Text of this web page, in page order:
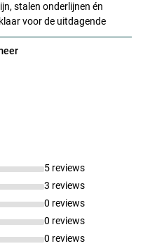
stalen onderlijnen én
voor de uitdagende
5 reviews
3 reviews
0 reviews
0 reviews
0 reviews